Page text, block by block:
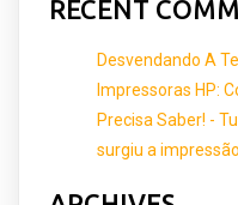
RECENT
Desvendando A
Impressoras HP:
Precisa Saber! -
surgiu a